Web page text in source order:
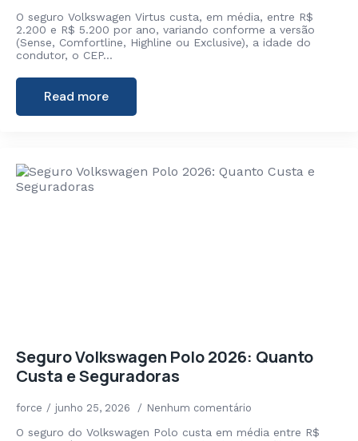
O seguro Volkswagen Virtus custa, em média, entre R$
2.200 e R$ 5.200 por ano, variando conforme a versão
(Sense, Comfortline, Highline ou Exclusive), a idade do
condutor, o CEP…
Read more
Seguro Volkswagen Polo 2026: Quanto
Custa e Seguradoras
force junho 25, 2026 Nenhum comentário
O seguro do Volkswagen Polo custa em média entre R$